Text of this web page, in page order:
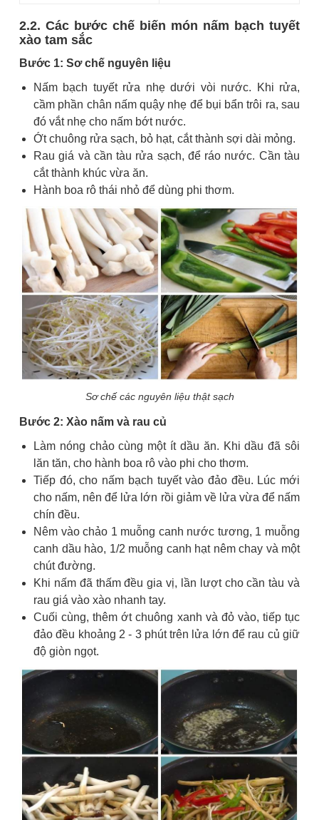
2.2. Các bước chế biến món nấm bạch tuyết
xào tam sắc
Bước 1: Sơ chế nguyên liệu
Nấm bạch tuyết rửa nhẹ dưới vòi nước. Khi rửa,
cầm phần chân nấm quậy nhẹ để bụi bẩn trôi ra, sau
đó vắt nhẹ cho nấm bớt nước.
Ớt chuông rửa sạch, bỏ hạt, cắt thành sợi dài mỏng.
Rau giá và cần tàu rửa sạch, để ráo nước. Cần tàu
cắt thành khúc vừa ăn.
Hành boa rô thái nhỏ để dùng phi thơm.
Sơ chế các nguyên liệu thật sạch
Bước 2: Xào nấm và rau củ
Làm nóng chảo cùng một ít dầu ăn. Khi dầu đã sôi
lăn tăn, cho hành boa rô vào phi cho thơm.
Tiếp đó, cho nấm bạch tuyết vào đảo đều. Lúc mới
cho nấm, nên để lửa lớn rồi giảm về lửa vừa để nấm
chín đều.
Nêm vào chảo 1 muỗng canh nước tương, 1 muỗng
canh dầu hào, 1/2 muỗng canh hạt nêm chay và một
chút đường.
Khi nấm đã thấm đều gia vị, lần lượt cho cần tàu và
rau giá vào xào nhanh tay.
Cuối cùng, thêm ớt chuông xanh và đỏ vào, tiếp tục
đảo đều khoảng 2 - 3 phút trên lửa lớn để rau củ giữ
độ giòn ngọt.